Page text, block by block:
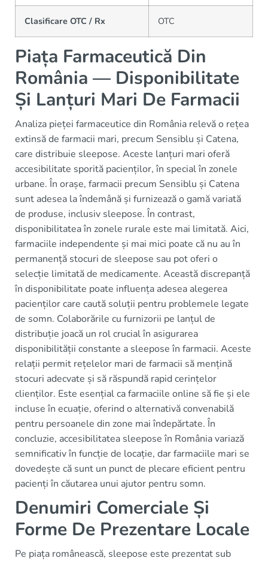
Clasificare OTC / Rx OTC
Piața Farmaceutică Din
România — Disponibilitate
Și Lanțuri Mari De Farmacii
Analiza pieței farmaceutice din România relevă o rețea
extinsă de farmacii mari, precum Sensiblu și Catena,
care distribuie sleepose. Aceste lanțuri mari oferă
accesibilitate sporită pacienților, în special în zonele
urbane. În orașe, farmacii precum Sensiblu și Catena
sunt adesea la îndemână și furnizează o gamă variată
de produse, inclusiv sleepose. În contrast,
disponibilitatea în zonele rurale este mai limitată. Aici,
farmaciile independente și mai mici poate că nu au în
permanență stocuri de sleepose sau pot oferi o
selecție limitată de medicamente. Această discrepanță
în disponibilitate poate influența adesea alegerea
pacienților care caută soluții pentru problemele legate
de somn. Colaborările cu furnizorii pe lanțul de
distribuție joacă un rol crucial în asigurarea
disponibilității constante a sleepose în farmacii. Aceste
relații permit rețelelor mari de farmacii să mențină
stocuri adecvate și să răspundă rapid cerințelor
clienților. Este esențial ca farmaciile online să fie și ele
incluse în ecuație, oferind o alternativă convenabilă
pentru persoanele din zone mai îndepărtate. În
concluzie, accesibilitatea sleepose în România variază
semnificativ în funcție de locație, dar farmaciile mari se
dovedește că sunt un punct de plecare eficient pentru
pacienți în căutarea unui ajutor pentru somn.
Denumiri Comerciale Și
Forme De Prezentare Locale
Pe piața românească, sleepose este prezentat sub